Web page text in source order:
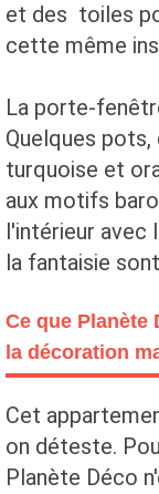
et des toiles
cette même
La porte-
Quelques
turquoise et
aux motifs
l'intérieur avec
la fantaisie
Ce que Planète
la décoration
Cet
on déteste.
Planète Déco